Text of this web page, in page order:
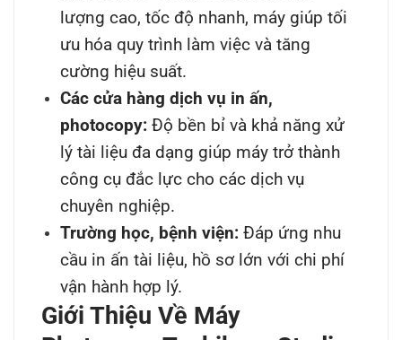
lượng cao, tốc độ nhanh, máy giúp tối
ưu hóa quy trình làm việc và tăng
cường hiệu suất.
Các cửa hàng dịch vụ in ấn,
photocopy: Độ bền bỉ và khả năng xử
lý tài liệu đa dạng giúp máy trở thành
công cụ đắc lực cho các dịch vụ
chuyên nghiệp.
Trường học, bệnh viện: Đáp ứng nhu
cầu in ấn tài liệu, hồ sơ lớn với chi phí
vận hành hợp lý.
Giới Thiệu Về Máy